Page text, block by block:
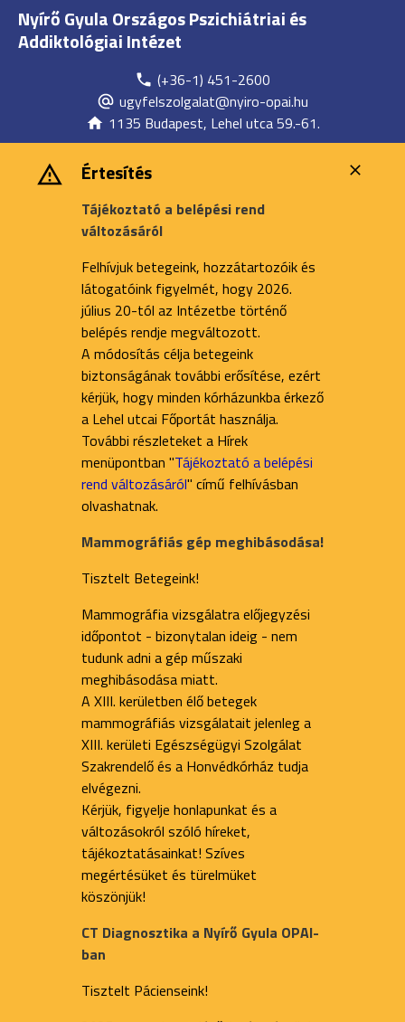
Nyírő Gyula Országos Pszichiátriai és
Addiktológiai Intézet
(+36-1) 451-2600
ugyfelszolgalat@nyiro-opai.hu
1135 Budapest, Lehel utca 59.-61.
Értesítés
Tájékoztató a belépési rend
változásáról
Felhívjuk betegeink, hozzátartozóik és
látogatóink figyelmét, hogy 2026.
július 20-tól az Intézetbe történő
belépés rendje megváltozott.
A módosítás célja betegeink
biztonságának további erősítése, ezért
kérjük, hogy minden kórházunkba érkező
a Lehel utcai Főportát használja.
További részleteket a Hírek
menüpontban "Tájékoztató a belépési
rend változásáról" című felhívásban
olvashatnak.
Mammográfiás gép meghibásodása!
Tisztelt Betegeink!
Mammográfia vizsgálatra előjegyzési
időpontot - bizonytalan ideig - nem
tudunk adni a gép műszaki
meghibásodása miatt.
A XIII. kerületben élő betegek
mammográfiás vizsgálatait jelenleg a
XIII. kerületi Egészségügyi Szolgálat
Szakrendelő és a Honvédkórház tudja
elvégezni.
Kérjük, figyelje honlapunkat és a
változásokról szóló híreket,
tájékoztatásainkat! Szíves
megértésüket és türelmüket
köszönjük!
CT Diagnosztika a Nyírő Gyula OPAI-
ban
Tisztelt Pácienseink!